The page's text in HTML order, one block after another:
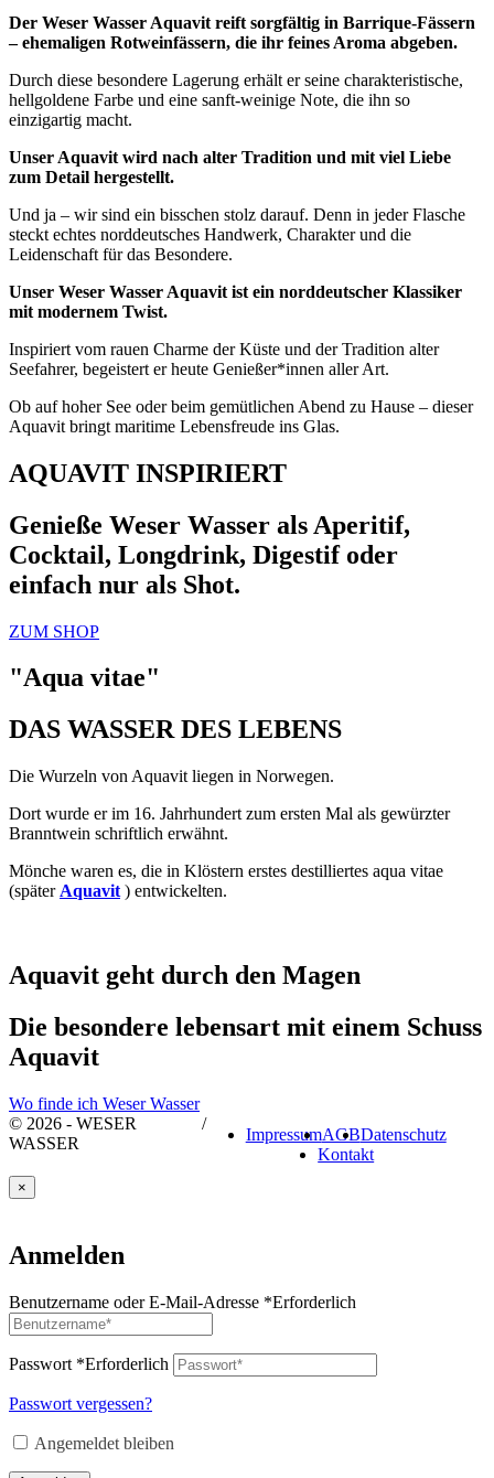
Der Weser Wasser Aquavit reift sorgfältig in Barrique-Fässern
– ehemaligen Rotweinfässern, die ihr feines Aroma abgeben.
Durch diese besondere Lagerung erhält er seine charakteristische,
hellgoldene Farbe und eine sanft-weinige Note, die ihn so
einzigartig macht.
Unser Aquavit wird nach alter Tradition und mit viel Liebe
zum Detail hergestellt.
Und ja – wir sind ein bisschen stolz darauf. Denn in jeder Flasche
steckt echtes norddeutsches Handwerk, Charakter und die
Leidenschaft für das Besondere.
Unser Weser Wasser Aquavit ist ein norddeutscher Klassiker
mit modernem Twist.
Inspiriert vom rauen Charme der Küste und der Tradition alter
Seefahrer, begeistert er heute Genießer*innen aller Art.
Ob auf hoher See oder beim gemütlichen Abend zu Hause – dieser
Aquavit bringt maritime Lebensfreude ins Glas.
AQUAVIT INSPIRIERT
Genieße Weser Wasser als Aperitif,
Cocktail, Longdrink, Digestif oder
einfach nur als Shot.
ZUM SHOP
"Aqua vitae"
DAS WASSER DES LEBENS
Die Wurzeln von Aquavit liegen in Norwegen.
Dort wurde er im 16. Jahrhundert zum ersten Mal als gewürzter
Branntwein schriftlich erwähnt.
Mönche waren es, die in Klöstern erstes destilliertes aqua vitae
(später Aquavit ) entwickelten.
Aquavit geht durch den Magen
Die besondere lebensart mit einem Schuss
Aquavit
Wo finde ich Weser Wasser
© 2026 - WESER
WASSER
/
ImpressumAGBDatenschutz
Kontakt
×
Anmelden
Benutzername oder E-Mail-Adresse *Erforderlich
Passwort *Erforderlich
Passwort vergessen?
Angemeldet bleiben